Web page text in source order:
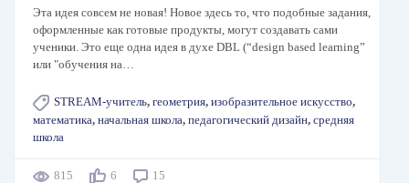
Эта идея совсем не новая! Новое здесь то, что подобные задания,
оформленные как готовые продукты, могут создавать сами
ученики. Это еще одна идея в духе DBL (“design based learning”
или "обучения на…
STREAM-учитель, геометрия, изобразительное искусство,
математика, начальная школа, педагогический дизайн, средняя
школа
815 6 15